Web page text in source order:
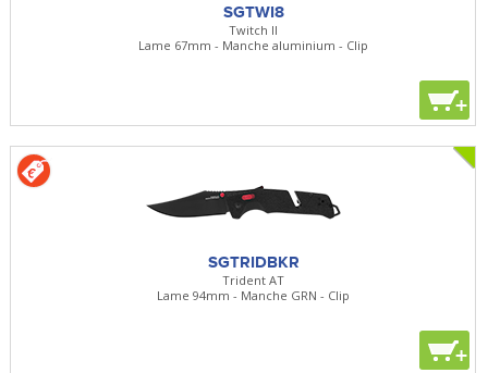
SGTWI8
Twitch II
Lame 67mm - Manche aluminium - Clip
+
SGTRIDBKR
Trident AT
Lame 94mm - Manche GRN - Clip
+